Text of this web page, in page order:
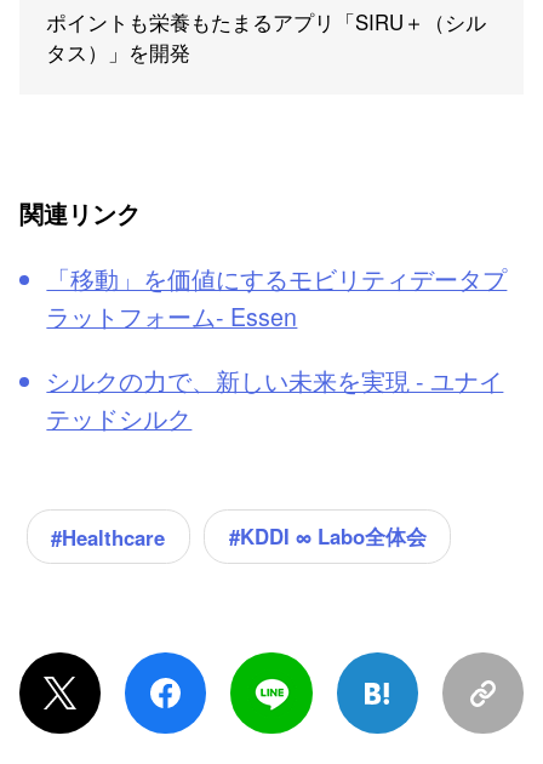
ポイントも栄養もたまるアプリ「SIRU＋（シル
タス）」を開発
関連リンク
「移動」を価値にするモビリティデータプ
ラットフォーム- Essen
シルクの力で、新しい未来を実現 - ユナイ
テッドシルク
#Healthcare #KDDI ∞ Labo全体会